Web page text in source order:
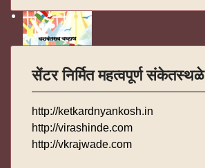
सेंटर निर्मित महत्वपूर्ण संकेतस्थळे
http://ketkardnyankosh.in
http://virashinde.com
http://vkrajwade.com